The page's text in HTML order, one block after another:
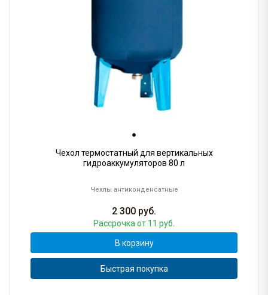
Чехол термостатный для вертикальных
гидроаккумуляторов 80 л
Чехлы антиконденсатные
2 300 руб.
Рассрочка от 11 руб.
В корзину
Быстрая покупка